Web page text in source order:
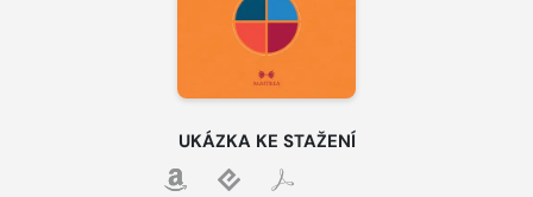
UKÁZKA KE STAŽENÍ